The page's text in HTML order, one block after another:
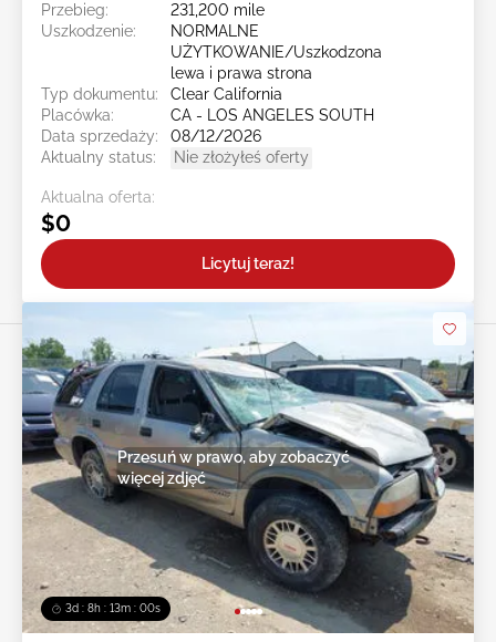
Przebieg:
231,200 mile
Uszkodzenie:
NORMALNE
UŻYTKOWANIE/Uszkodzona
lewa i prawa strona
Typ dokumentu:
Clear California
Placówka:
CA - LOS ANGELES SOUTH
Data sprzedaży:
08/12/2026
Aktualny status:
Nie złożyłeś oferty
Aktualna oferta:
$0
Licytuj teraz!
3d : 8h : 12m : 59s
Przesuń w prawo, aby zobaczyć
więcej zdjęć